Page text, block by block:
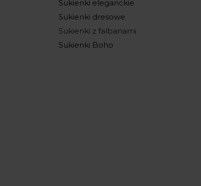
Sukienki eleganckie
Sukienki dresowe
Sukienki z falbanami
Sukienki Boho